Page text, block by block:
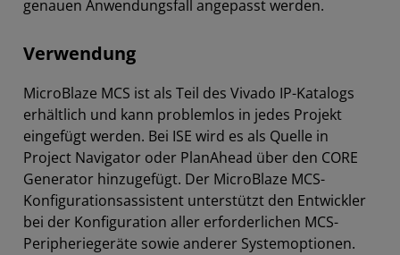
genauen Anwendungsfall angepasst werden.
Verwendung
MicroBlaze MCS ist als Teil des Vivado IP-Katalogs
erhältlich und kann problemlos in jedes Projekt
eingefügt werden. Bei ISE wird es als Quelle in
Project Navigator oder PlanAhead über den CORE
Generator hinzugefügt. Der MicroBlaze MCS-
Konfigurationsassistent unterstützt den Entwickler
bei der Konfiguration aller erforderlichen MCS-
Peripheriegeräte sowie anderer Systemoptionen.